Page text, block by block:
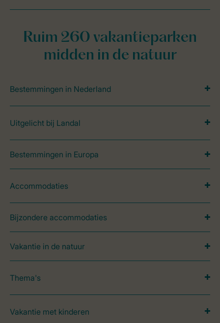
Ruim 260 vakantieparken
midden in de natuur
Bestemmingen in Nederland
Uitgelicht bij Landal
Bestemmingen in Europa
Accommodaties
Bijzondere accommodaties
Vakantie in de natuur
Thema's
Vakantie met kinderen